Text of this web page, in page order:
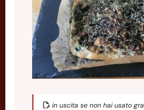
in uscita se non hai usato